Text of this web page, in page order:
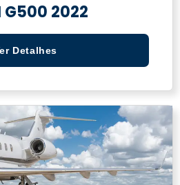
G500 2022
Detalhes